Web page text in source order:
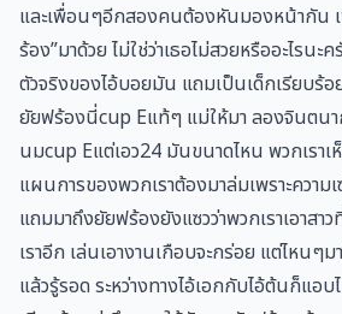
และเพื่อนๆอีกสองคนต้องหันมองหน้ากัน เ
ร้อง”มาด้วย ไม่ใช่ว่าเธอไม่สวยหรืออะไรน
ตัวจริงของไอ้บอยมัน แถมเป็นเด็กเรียบร้
ยัยฟร้องนี่cup Eแท้ๆ แม่ให้มา ลองจินตนา
นมcup Eแต่เอว24 มันขนาดไหน พวกเรา
แผนการของพวกเราต้องมาล่มเพราะความ
แถมมาถึงยัยฟร้องยังแซวว่าพวกเราเอาสา
เราอีก เล่นเอางานเกือบจะกร่อย แต่ไหนๆ
แล้วรู้รอด ระหว่างทางไอ้เอกกับไอ้ต้นก็แอบ